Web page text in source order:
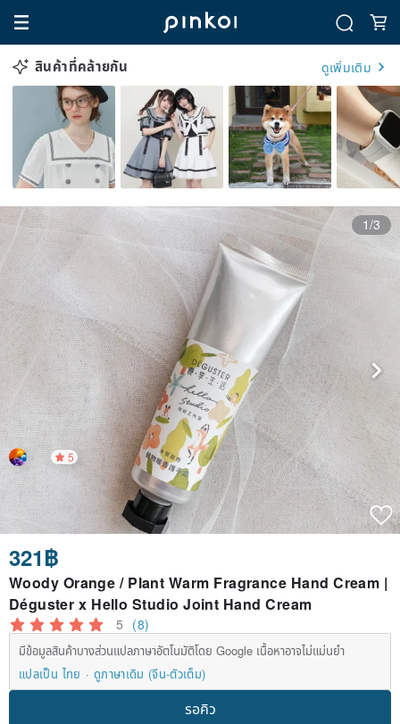
สินค้าที่คล้ายกัน ดูเพิ่มเติม
1/3
5
321฿
Woody Orange / Plant Warm Fragrance Hand Cream |
Déguster x Hello Studio Joint Hand Cream
5 (8)
มีข้อมูลสินค้าบางส่วนแปลภาษาอัตโนมัติโดย Google เนื้อหาอาจไม่แม่นยำ
แปลเป็น ไทย
ดูภาษาเดิม (จีน-ตัวเต็ม)
รอคิว